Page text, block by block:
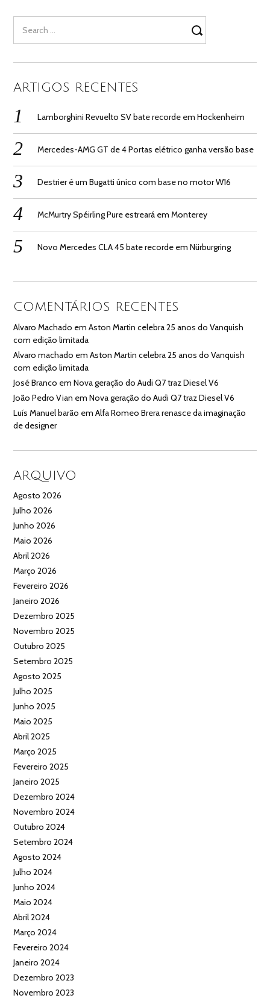
for:
ARTIGOS RECENTES
Lamborghini Revuelto SV bate recorde em Hockenheim
Mercedes-AMG GT de 4 Portas elétrico ganha versão base
Destrier é um Bugatti único com base no motor W16
McMurtry Spéirling Pure estreará em Monterey
Novo Mercedes CLA 45 bate recorde em Nürburgring
COMENTÁRIOS RECENTES
Alvaro Machado emAston Martin celebra 25 anos do Vanquish
com edição limitada
Alvaro machado emAston Martin celebra 25 anos do Vanquish
com edição limitada
José Branco emNova geração do Audi Q7 traz Diesel V6
João Pedro Vian emNova geração do Audi Q7 traz Diesel V6
Luís Manuel barão emAlfa Romeo Brera renasce da imaginação
de designer
ARQUIVO
Agosto 2026
Julho 2026
Junho 2026
Maio 2026
Abril 2026
Março 2026
Fevereiro 2026
Janeiro 2026
Dezembro 2025
Novembro 2025
Outubro 2025
Setembro 2025
Agosto 2025
Julho 2025
Junho 2025
Maio 2025
Abril 2025
Março 2025
Fevereiro 2025
Janeiro 2025
Dezembro 2024
Novembro 2024
Outubro 2024
Setembro 2024
Agosto 2024
Julho 2024
Junho 2024
Maio 2024
Abril 2024
Março 2024
Fevereiro 2024
Janeiro 2024
Dezembro 2023
Novembro 2023